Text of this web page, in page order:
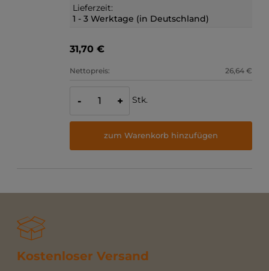
Lieferzeit:
1 - 3 Werktage (in Deutschland)
31,70 €
Nettopreis: 26,64 €
- + Stk.
zum Warenkorb hinzufügen
Kostenloser Versand